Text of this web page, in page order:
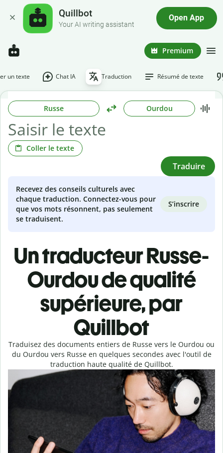
Quillbot
Your AI writing assistant
Open App
Premium
un texte Chat IA Traduction Résumé de texte
Russe Ourdou
Coller le texte
Traduire
Recevez des conseils culturels avec
chaque traduction. Connectez-vous pour
que vos mots résonnent, pas seulement
se traduisent.
S’inscrire
Un traducteur Russe-
Ourdou de qualité
supérieure, par
Quillbot
Traduisez des documents entiers de Russe vers le Ourdou ou
du Ourdou vers Russe en quelques secondes avec l'outil de
traduction haute qualité de Quillbot.